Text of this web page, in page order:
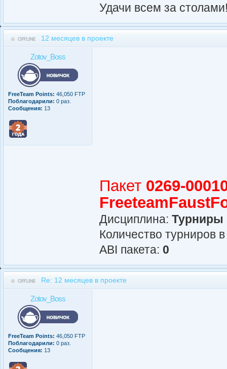
Удачи всем за
12 месяцев в проекте
Zotov_Boss
FreeTeam Points: 46,050 FTP
Поблагодарили: 0 раз.
Сообщения: 13
Пакет 0269-
Дисциплина: Турниры
Количество турниров
АBI пакета: 0
Re: 12 месяцев в проекте
Zotov_Boss
FreeTeam Points: 46,050 FTP
Поблагодарили: 0 раз.
Сообщения: 13